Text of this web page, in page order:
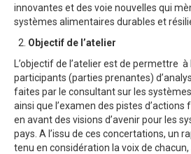
innovantes et des voie nouvelles qui
systèmes alimentaires durables et
Objectif de l’atelier
L’objectif de l’atelier est de permettre à
participants (parties prenantes)
faites par le consultant sur les
ainsi que l’examen des pistes
en avant des visions d’avenir pour les
pays. A l’issu de ces concertations, un
tenu en considération la voix de